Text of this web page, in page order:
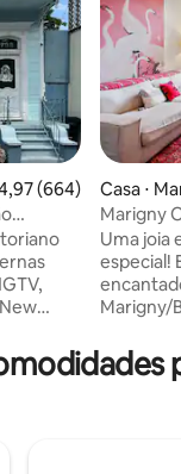
de uma avaliação
(664)
frontal
Casa ⋅
Marigny
Quarter!
Uma joia
especial!
Marigny/
Linda
em